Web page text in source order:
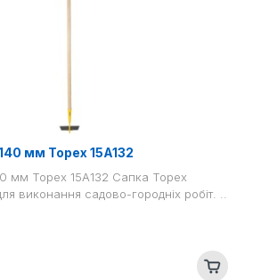
мм Topex 15A132
мм Topex 15A132 Сапка Topex
виконання садово-городніх робіт. ..